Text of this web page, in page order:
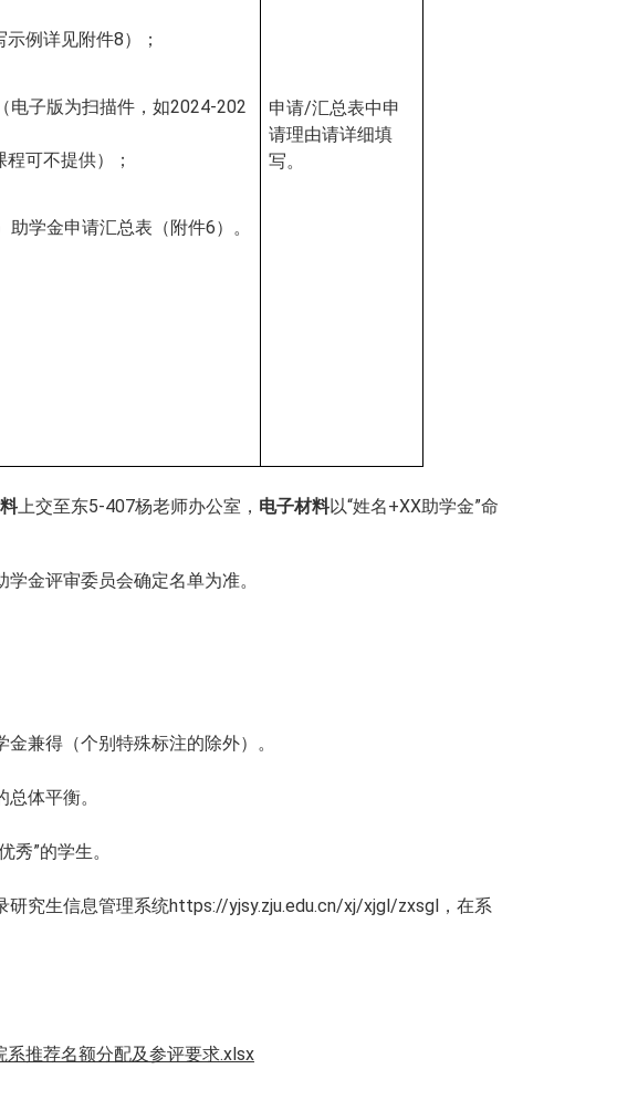
示例详见附件8）；
电子版为扫描件，如2024-202
程可不提供）；
助学金申请汇总表（附件6） 。
申请/汇总表中申
请理由请详细填
写。
上交至东5-407杨老师办公室 ， 电子材料以“姓名+XX助学金”命
金评审委员会确定名单为准。
金兼得 （个别特殊标注的除外） 。
体平衡。
秀”的学生。
研究生信息管理系统https://yjsy.zju.edu.cn/xj/xjgl/zxsgl ，在系
推荐名额分配及参评要求.xlsx